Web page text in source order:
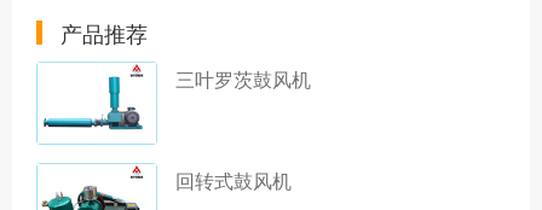
产品推荐
三叶罗茨鼓风机
回转式鼓风机